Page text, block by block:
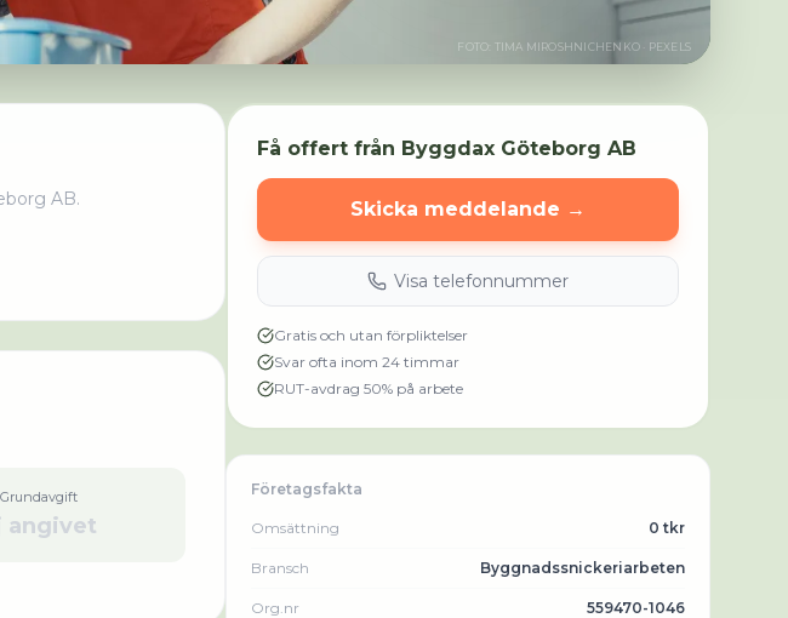
FOTO: TIMA MIROSHNICHENKO· PEXELS
AB.
Grundavgift
angivet
Få offert från Byggdax Göteborg AB
Skicka meddelande →
Visa telefonnummer
Gratis och utan förpliktelser
Svar ofta inom 24 timmar
RUT-avdrag 50% på arbete
Företagsfakta
Omsättning 0 tkr
Bransch Byggnadssnickeriarbeten
Org.nr 559470-1046